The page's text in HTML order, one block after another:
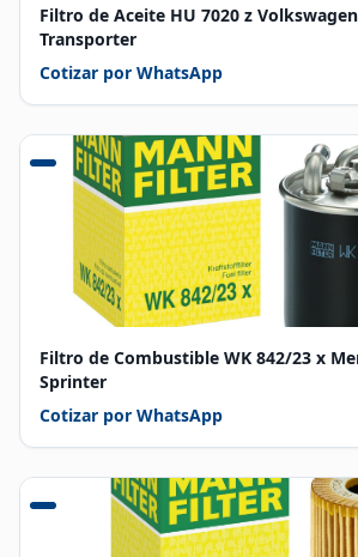
Filtro de Aceite HU 7020 z
Transporter
Cotizar por WhatsApp
Filtro de Combustible WK 842/23 x
Sprinter
Cotizar por WhatsApp